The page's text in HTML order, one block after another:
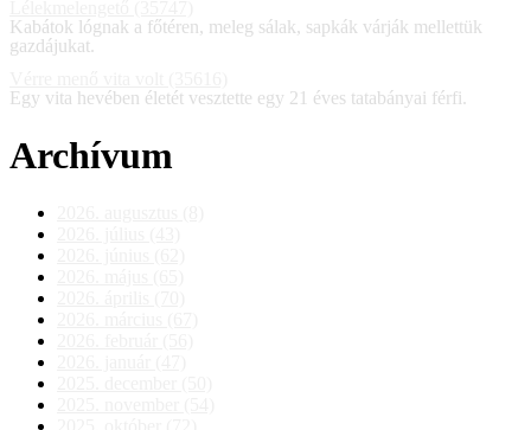
Kabátok lógnak a főtéren, meleg sálak, sapkák várják mellettük
gazdájukat.
Egy vita hevében életét vesztette egy 21 éves tatabányai férfi.
Archívum